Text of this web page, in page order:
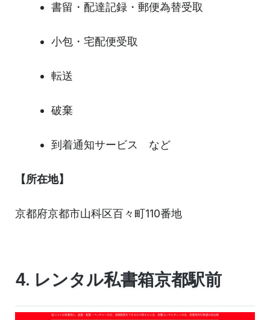
書留・配達記録・郵便為替受取
小包・宅配便受取
転送
破棄
到着通知サービス など
【所在地】
京都府京都市山科区百々町110番地
4. レンタル私書箱京都駅前